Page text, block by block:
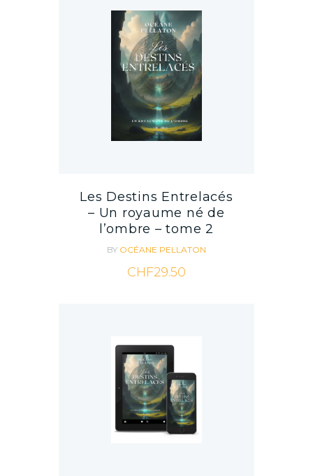
Les Destins Entrelacés
– Un royaume né de
l’ombre – tome 2
BY OCÉANE PELLATON
CHF29.50